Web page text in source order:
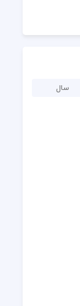
سال